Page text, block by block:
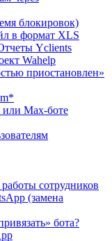
блокировок)
в формат XLS
Yclients
Wahelp
приостановлен»
или Max-боте
сотрудников
(замена
бота?